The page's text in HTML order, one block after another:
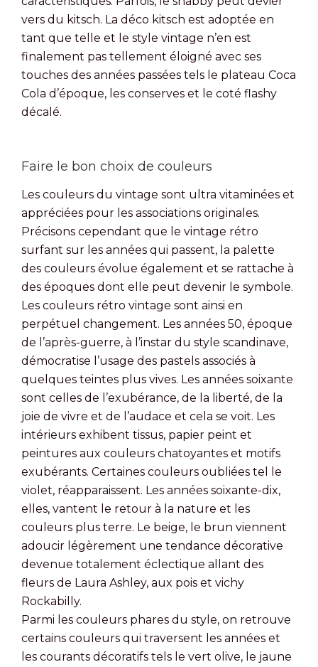
vers du kitsch. La déco kitsch est adoptée en
tant que telle et le style vintage n’en est
finalement pas tellement éloigné avec ses
touches des années passées tels le plateau Coca
Cola d’époque, les conserves et le coté flashy
décalé.
Faire le bon choix de couleurs
Les couleurs du vintage sont ultra vitaminées et
appréciées pour les associations originales.
Précisons cependant que le vintage rétro
surfant sur les années qui passent, la palette
des couleurs évolue également et se rattache à
des époques dont elle peut devenir le symbole.
Les couleurs rétro vintage sont ainsi en
perpétuel changement. Les années 50, époque
de l’après-guerre, à l’instar du style scandinave,
démocratise l’usage des pastels associés à
quelques teintes plus vives. Les années soixante
sont celles de l’exubérance, de la liberté, de la
joie de vivre et de l’audace et cela se voit. Les
intérieurs exhibent tissus, papier peint et
peintures aux couleurs chatoyantes et motifs
exubérants. Certaines couleurs oubliées tel le
violet, réapparaissent. Les années soixante-dix,
elles, vantent le retour à la nature et les
couleurs plus terre. Le beige, le brun viennent
adoucir légèrement une tendance décorative
devenue totalement éclectique allant des
fleurs de Laura Ashley, aux pois et vichy
Rockabilly.
Parmi les couleurs phares du style, on retrouve
certains couleurs qui traversent les années et
les courants décoratifs tels le vert olive, le jaune